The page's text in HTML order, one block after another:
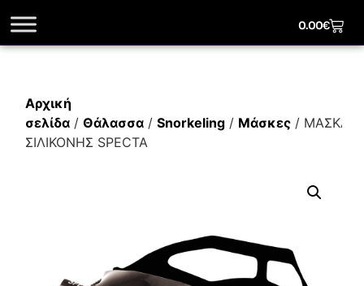
0.00€
Αρχική
σελίδα/ Θάλασσα/ Snorkeling/ Μάσκες/ ΜΑΣΚΑ
ΣΙΛΙΚΟΝΗΣ SPECTA